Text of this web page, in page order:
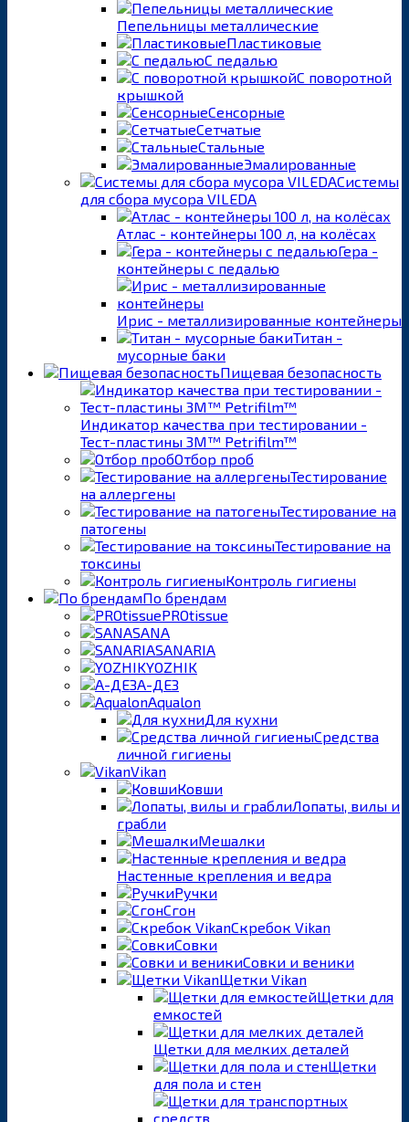
Пепельницы металлические
Пластиковые
С педалью
С поворотной
крышкой
Сенсорные
Сетчатые
Стальные
Эмалированные
Системы
для сбора мусора VILEDA
Атлас - контейнеры 100 л, на колёсах
Гера -
контейнеры с педалью
Ирис - металлизированные контейнеры
Титан -
мусорные баки
Пищевая безопасность
Индикатор качества при тестировании -
Тест-пластины 3M™ Petrifilm™
Отбор проб
Тестирование
на аллергены
Тестирование на
патогены
Тестирование на
токсины
Контроль гигиены
По брендам
PROtissue
SANA
SANARIA
YOZHIK
А-ДЕЗ
Aqualon
Для кухни
Средства
личной гигиены
Vikan
Ковши
Лопаты, вилы и
грабли
Мешалки
Настенные крепления и ведра
Ручки
Сгон
Скребок Vikan
Совки
Совки и веники
Щетки Vikan
Щетки для
емкостей
Щетки для мелких деталей
Щетки
для пола и стен